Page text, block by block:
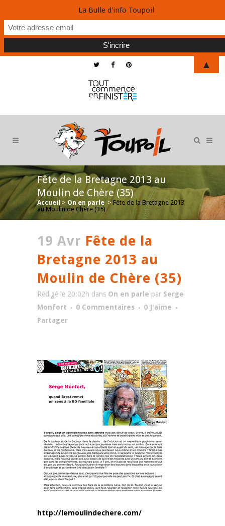
Fête de la Bretagne 2013 au
Moulin de Chère (35)
Accueil > On en parle >Fête de la Bretagne 2013
au Moulin de Chère (35)
19 Avr Fête de la
Bretagne 2013 au
Moulin de Chère (35)
Rédigé le 20:02h dans On en parle par Serge
Monfort
0 Commentaires 0 J'aime
Partager
http://lemoulindechere.com/
La Bulle d'info Toupoil
▲